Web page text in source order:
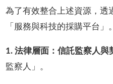
為了有效整合上述資源，透
「服務與科技的採購平台」。
1. 法律層面：信託監察人與
監察人」。